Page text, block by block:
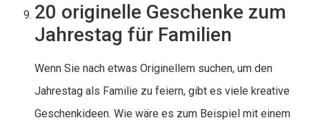
20 originelle Geschenke zum
Jahrestag für Familien
Wenn Sie nach etwas Originellem suchen, um den
Jahrestag als Familie zu feiern, gibt es viele kreative
Geschenkideen. Wie wäre es zum Beispiel mit einem